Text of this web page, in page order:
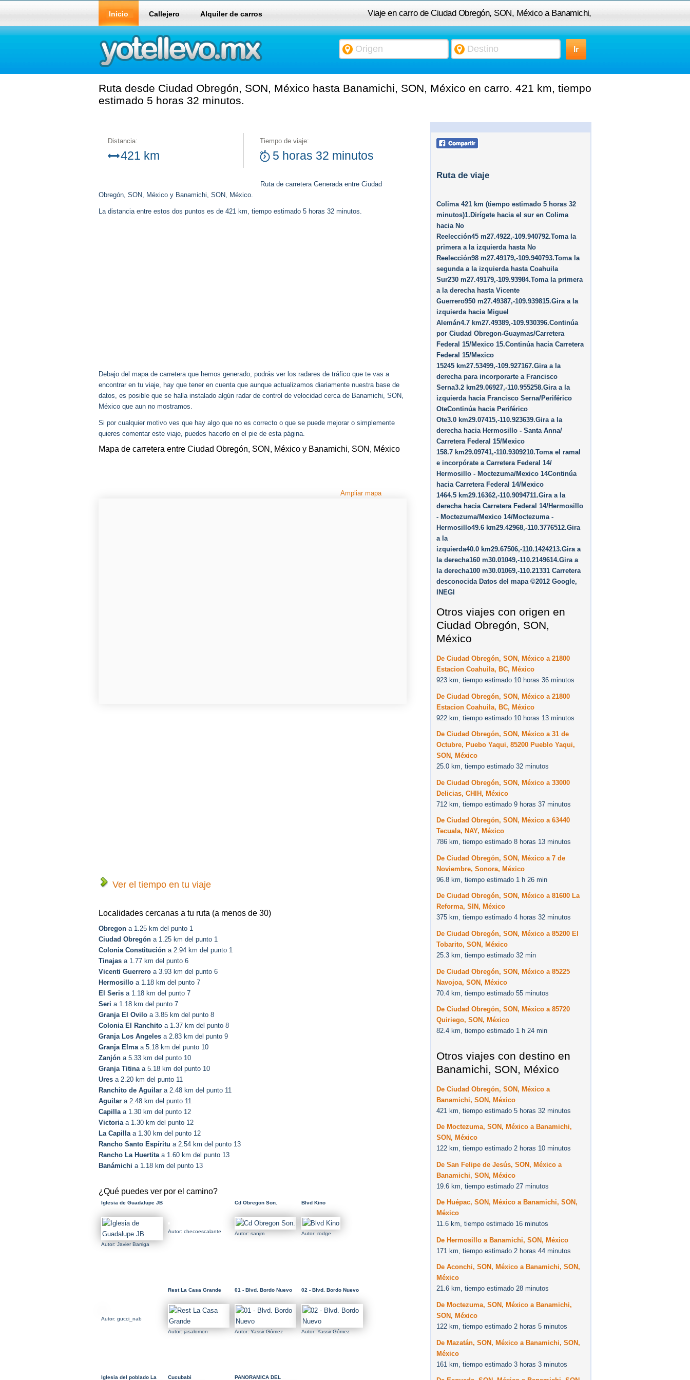
Viaje en carro de Ciudad Obregón, SON, México a Banamichi,
SON, México
Inicio Callejero Alquiler de carros
Ruta desde Ciudad Obregón, SON, México hasta Banamichi, SON, México en carro. 421 km, tiempo
estimado 5 horas 32 minutos.
Distancia:
421 km
Tiempo de viaje:
5 horas 32 minutos
Ruta de carretera Generada entre Ciudad
Obregón, SON, México y Banamichi, SON, México.
La distancia entre estos dos puntos es de 421 km, tiempo estimado 5 horas 32 minutos.
Debajo del mapa de carretera que hemos generado, podrás ver los radares de tráfico que te vas a
encontrar en tu viaje, hay que tener en cuenta que aunque actualizamos diariamente nuestra base de
datos, es posible que se halla instalado algún radar de control de velocidad cerca de Banamichi, SON,
México que aun no mostramos.
Si por cualquier motivo ves que hay algo que no es correcto o que se puede mejorar o simplemente
quieres comentar este viaje, puedes hacerlo en el pie de esta página.
Mapa de carretera entre Ciudad Obregón, SON, México y Banamichi, SON, México
Ampliar mapa
Ver el tiempo en tu viaje
Localidades cercanas a tu ruta (a menos de 30)
Obregon a 1.25 km del punto 1
Ciudad Obregón a 1.25 km del punto 1
Colonia Constitución a 2.94 km del punto 1
Tinajas a 1.77 km del punto 6
Vicenti Guerrero a 3.93 km del punto 6
Hermosillo a 1.18 km del punto 7
El Seris a 1.18 km del punto 7
Seri a 1.18 km del punto 7
Granja El Ovilo a 3.85 km del punto 8
Colonia El Ranchito a 1.37 km del punto 8
Granja Los Angeles a 2.83 km del punto 9
Granja Elmaa 5.18 km del punto 10
Zanjón a 5.33 km del punto 10
Granja Titinaa 5.18 km del punto 10
Ures a 2.20 km del punto 11
Ranchito de Aguilar a 2.48 km del punto 11
Aguilar a 2.48 km del punto 11
Capillaa 1.30 km del punto 12
Victoriaa 1.30 km del punto 12
La Capillaa 1.30 km del punto 12
Rancho Santo Espíritu a 2.54 km del punto 13
Rancho La Huertitaa 1.60 km del punto 13
Banámichi a 1.18 km del punto 13
¿Qué puedes ver por el camino?
Iglesia de Guadalupe JB
Autor: Javier Barriga
Autor: checoescalante
Cd Obregon Son.
Autor: sanjm
Blvd Kino
Autor: rodge
Autor: gucci_nab
Rest La Casa Grande
Autor: jasalomon
01 - Blvd. Bordo Nuevo
Autor: Yassir Gómez
02 - Blvd. Bordo Nuevo
Autor: Yassir Gómez
Iglesia del poblado La Cucubabi PANORAMICA DEL
Ruta de viaje
Colima 421 km (tiempo estimado 5 horas 32
minutos)1.Dirígete hacia el sur en Colima
hacia No
Reelección45 m27.4922,-109.940792.Toma la
primera a la izquierda hasta No
Reelección98 m27.49179,-109.940793.Toma la
segunda a la izquierda hasta Coahuila
Sur230 m27.49179,-109.93984.Toma la primera
a la derecha hasta Vicente
Guerrero950 m27.49387,-109.939815.Gira a la
izquierda hacia Miguel
Alemán4.7 km27.49389,-109.930396.Continúa
por Ciudad Obregon-Guaymas/​Carretera
Federal 15/​Mexico 15.Continúa hacia Carretera
Federal 15/​Mexico
15245 km27.53499,-109.927167.Gira a la
derecha para incorporarte a Francisco
Serna3.2 km29.06927,-110.955258.Gira a la
izquierda hacia Francisco Serna/​Periférico
OteContinúa hacia Periférico
Ote3.0 km29.07415,-110.923639.Gira a la
derecha hacia Hermosillo - Santa Anna/​
Carretera Federal 15/​Mexico
158.7 km29.09741,-110.9309210.Toma el ramal
e incorpórate a Carretera Federal 14/​
Hermosillo - Moctezuma/​Mexico 14Continúa
hacia Carretera Federal 14/​Mexico
1464.5 km29.16362,-110.9094711.Gira a la
derecha hacia Carretera Federal 14/​Hermosillo
- Moctezuma/​Mexico 14/​Moctezuma -
Hermosillo49.6 km29.42968,-110.3776512.Gira
a la
izquierda40.0 km29.67506,-110.1424213.Gira a
la derecha160 m30.01049,-110.2149614.Gira a
la derecha100 m30.01069,-110.21331 Carretera
desconocida Datos del mapa ©2012 Google,
INEGI
Otros viajes con origen en
Ciudad Obregón, SON,
México
De Ciudad Obregón, SON, México a 21800
Estacion Coahuila, BC, México
923 km, tiempo estimado 10 horas 36 minutos
De Ciudad Obregón, SON, México a 21800
Estacion Coahuila, BC, México
922 km, tiempo estimado 10 horas 13 minutos
De Ciudad Obregón, SON, México a 31 de
Octubre, Puebo Yaqui, 85200 Pueblo Yaqui,
SON, México
25.0 km, tiempo estimado 32 minutos
De Ciudad Obregón, SON, México a 33000
Delicias, CHIH, México
712 km, tiempo estimado 9 horas 37 minutos
De Ciudad Obregón, SON, México a 63440
Tecuala, NAY, México
786 km, tiempo estimado 8 horas 13 minutos
De Ciudad Obregón, SON, México a 7 de
Noviembre, Sonora, México
96.8 km, tiempo estimado 1 h 26 min
De Ciudad Obregón, SON, México a 81600 La
Reforma, SIN, México
375 km, tiempo estimado 4 horas 32 minutos
De Ciudad Obregón, SON, México a 85200 El
Tobarito, SON, México
25.3 km, tiempo estimado 32 min
De Ciudad Obregón, SON, México a 85225
Navojoa, SON, México
70.4 km, tiempo estimado 55 minutos
De Ciudad Obregón, SON, México a 85720
Quiriego, SON, México
82.4 km, tiempo estimado 1 h 24 min
Otros viajes con destino en
Banamichi, SON, México
De Ciudad Obregón, SON, México a
Banamichi, SON, México
421 km, tiempo estimado 5 horas 32 minutos
De Moctezuma, SON, México a Banamichi,
SON, México
122 km, tiempo estimado 2 horas 10 minutos
De San Felipe de Jesús, SON, México a
Banamichi, SON, México
19.6 km, tiempo estimado 27 minutos
De Huépac, SON, México a Banamichi, SON,
México
11.6 km, tiempo estimado 16 minutos
De Hermosillo a Banamichi, SON, México
171 km, tiempo estimado 2 horas 44 minutos
De Aconchi, SON, México a Banamichi, SON,
México
21.6 km, tiempo estimado 28 minutos
De Moctezuma, SON, México a Banamichi,
SON, México
122 km, tiempo estimado 2 horas 5 minutos
De Mazatán, SON, México a Banamichi, SON,
México
161 km, tiempo estimado 3 horas 3 minutos